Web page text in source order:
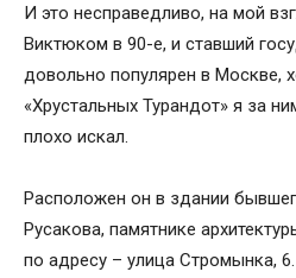
И это несправедливо, на мой
Виктюком в 90-е, и ставший
довольно популярен в Москве,
«Хрустальных Турандот» я за
плохо искал.
Расположен он в здании
Русакова, памятнике
по адресу – улица Стромынка,